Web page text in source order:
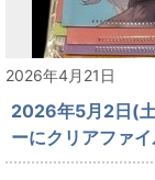
2026年4月21日
2026年5月2日(
ーにクリアファ